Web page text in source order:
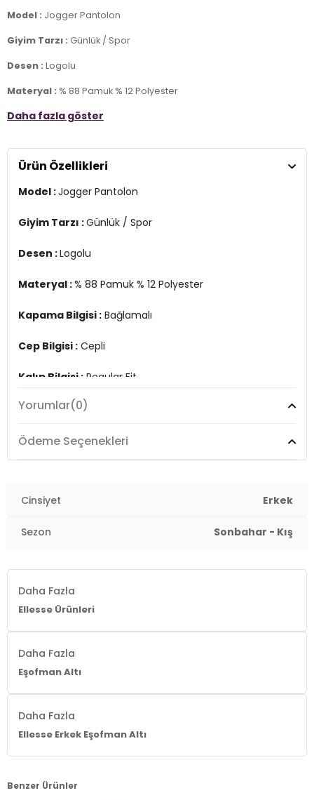
Model : Jogger Pantolon
Giyim Tarzı : Günlük / Spor
Desen : Logolu
Materyal : % 88 Pamuk % 12 Polyester
Kapama Bilgisi :Bağlamalı
Kalıp Bilgisi :Regular Fit
Bel :Normal Bel
Paça Bilgisi : Ribanalı Paça
- Yan kısımları kontrast çizgili
Üretim Yeri : Türkiye
3DK1EM620NV.12
Daha fazla göster
Ürün Özellikleri
Model :Jogger Pantolon
Giyim Tarzı :Günlük / Spor
Desen :Logolu
Materyal :% 88 Pamuk % 12 Polyester
Kapama Bilgisi : Bağlamalı
Cep Bilgisi : Cepli
Kalıp Bilgisi : Regular Fit
Bel :Normal Bel
Paça Bilgisi :Ribanalı Paça
3DK1EM620NV.12
Yorumlar(0)
Ödeme Seçenekleri
Cinsiyet Erkek
Sezon Sonbahar - Kış
Daha Fazla
Ellesse Ürünleri
Daha Fazla
Eşofman Altı
Daha Fazla
Ellesse Erkek Eşofman Altı
Benzer Ürünler